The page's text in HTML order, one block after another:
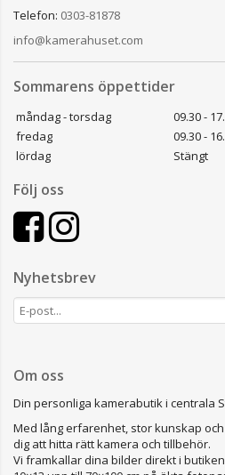
Telefon: 0303-81878
info@kamerahuset.com
Sommarens öppettider
måndag - torsdag
09.30 -
fredag
09.30 -
lördag
Stängt
Följ oss
Nyhetsbrev
Om oss
Din personliga kamerabutik i centrala
Med lång erfarenhet, stor kunskap
dig att hitta rätt kamera och tillbehör.
Vi framkallar dina bilder direkt i